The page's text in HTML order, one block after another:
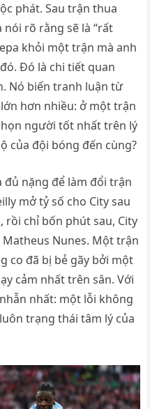
phát. Sau trận thua
rõ rằng sẽ là “rất
khỏi một trận mà anh
Đó là chi tiết quan
Nó biến tranh luận từ
hơn nhiều: ở một trận
người tốt nhất trên lý
của đội bóng đến cùng?
đủ nặng để làm đổi trận
mở tỷ số cho City sau
rồi chỉ bốn phút sau, City
Nunes. Một trận
co đã bị bẻ gãy bởi một
cảm nhất trên sân. Với
nhất: một lỗi không
trạng thái tâm lý của